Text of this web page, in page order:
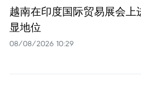
越南在印度国际贸易展会上
显地位
08/08/2026 10:29